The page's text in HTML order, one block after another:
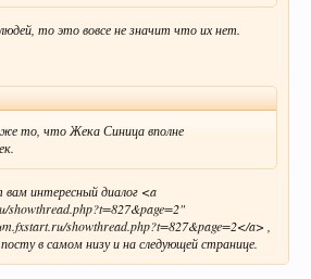
то это вовсе не значит что их нет.
то, что Жека Синица вполне
интересный диалог <a
showthread.php?t=827&page=2"
showthread.php?t=827&page=2</a> ,
в самом низу и на следующей странице.